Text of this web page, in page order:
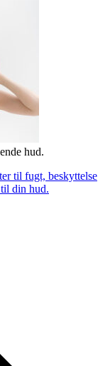
hud.
til fugt, beskyttelse
din hud.